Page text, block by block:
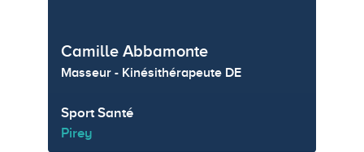
Camille Abbamonte
Masseur - Kinésithérapeute DE
Sport Santé
Pirey